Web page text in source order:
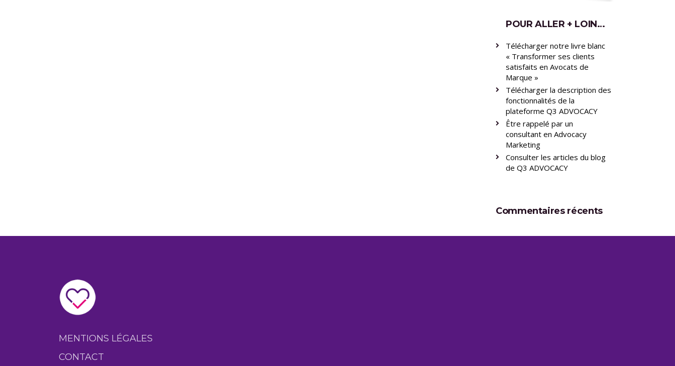
POUR ALLER + LOIN…
Télécharger notre livre blanc
« Transformer ses clients
satisfaits en Avocats de
Marque »
Télécharger la description des
fonctionnalités de la
plateforme Q3 ADVOCACY
Être rappelé par un
consultant en Advocacy
Marketing
Consulter les articles du blog
de Q3 ADVOCACY
Commentaires récents
MENTIONS LÉGALES
CONTACT